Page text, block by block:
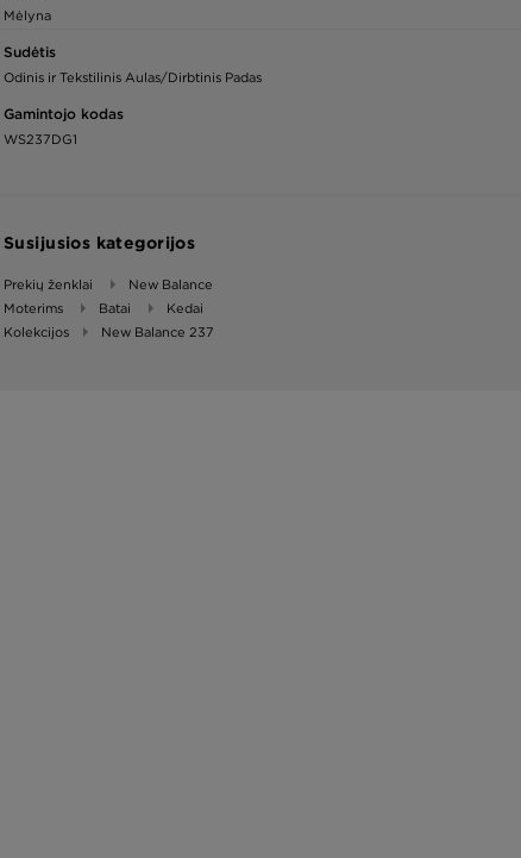
Mėlyna
Sudėtis
Odinis ir Tekstilinis Aulas/Dirbtinis Padas
Gamintojo kodas
WS237DG1
Susijusios kategorijos
Prekių ženklai
New Balance
Moterims
Batai
Kedai
Kolekcijos
New Balance 237